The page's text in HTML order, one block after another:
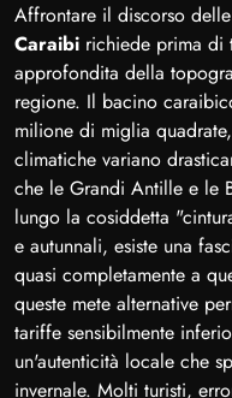
Affrontare il discorso delle
Caraibi richiede prima di
approfondita della
regione. Il bacino
milione di miglia
climatiche variano
che le Grandi Antille e le
lungo la cosiddetta
e autunnali, esiste una
quasi completamente a
queste mete alternative
tariffe sensibilmente
un'autenticità locale che
invernale. Molti turisti,